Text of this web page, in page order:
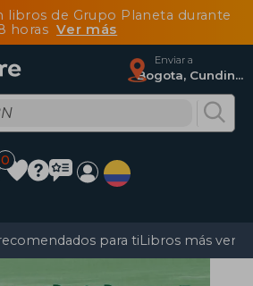
libros de Grupo Planeta durante
horasVer más
Enviar a
Bogota, Cundinamarca
0
para tiLibros más